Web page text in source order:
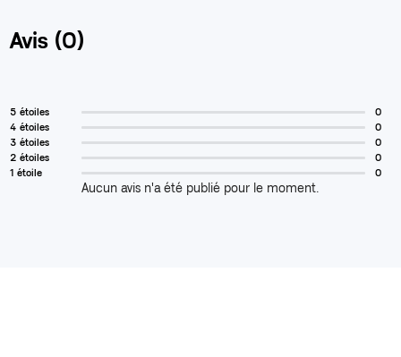
Avis (0)
5 étoiles
0
4 étoiles
0
3 étoiles
0
2 étoiles
0
1 étoile
0
Aucun avis n'a été publié pour le moment.